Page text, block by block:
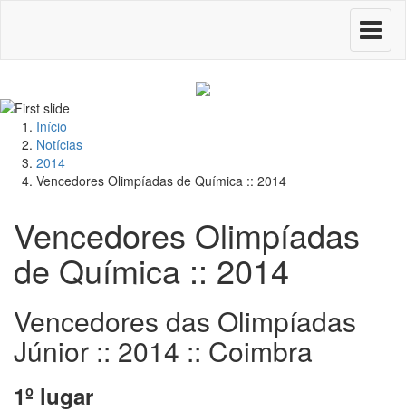
Toggle
Início
Notícias
2014
Vencedores Olimpíadas de Química :: 2014
Vencedores Olimpíadas
de Química :: 2014
Vencedores das Olimpíadas
Júnior :: 2014 :: Coimbra
1º lugar